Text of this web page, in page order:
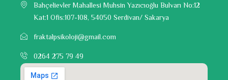
Bahçelievler Mahallesi Muhsin Yazıcıoğlu Bulvarı No:12
Kat:1 Ofis:107-108, 54050 Serdivan/ Sakarya
fraktalpsikoloji@gmail.com
0264 275 79 49